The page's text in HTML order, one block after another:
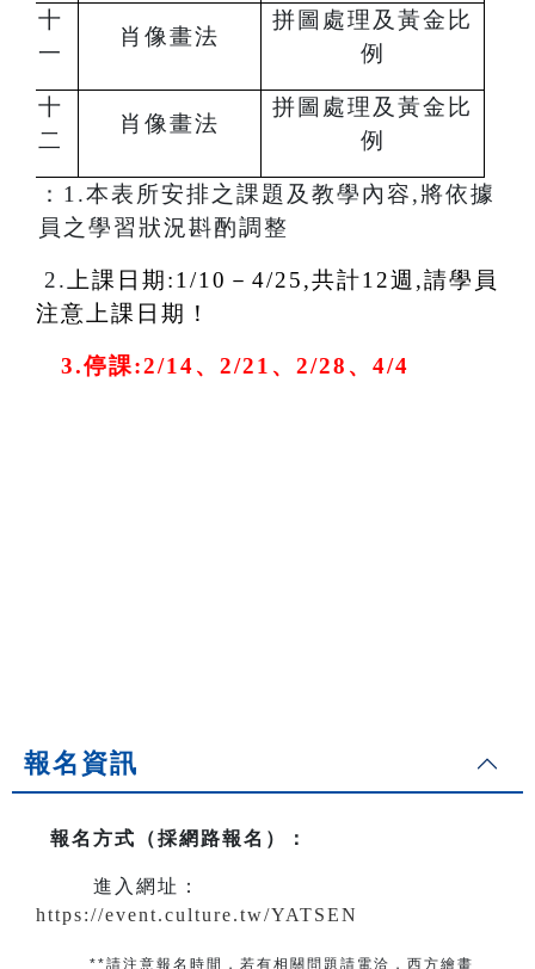
十
一
肖像畫法
拼圖處理及黃金比
例
十
二
肖像畫法
拼圖處理及黃金比
例
註： 1.本表所安排之課題及教學內容,將依據
學員之學習狀況斟酌調整
2.
上課日期:1/10－4/25,共計12週,請學員
注意上課日期！
3.停課:2/14、2/21、2/28、4/4
報名資訊
報名方式（採網路報名） ：
進入網址：
https://event.culture.tw/YATSEN
**請注意報名時間，若有相關問題 請電洽 ， 西方繪畫